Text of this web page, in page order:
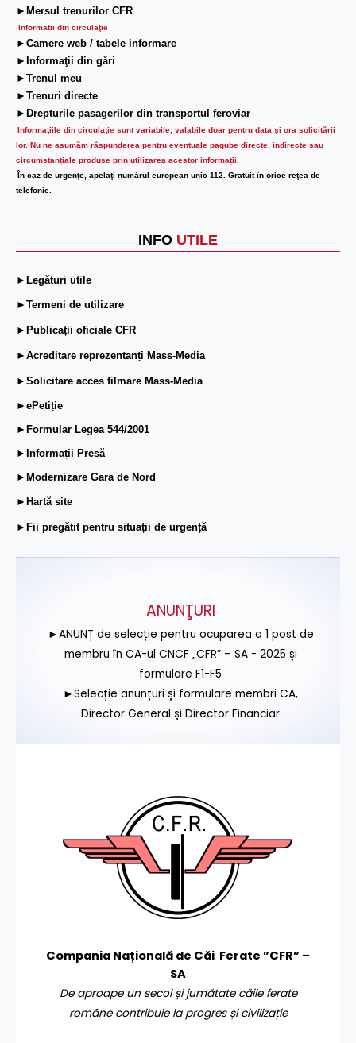
►Mersul trenurilor CFR
Informatii din circulaţie
►Camere web / tabele informare
►Informaţii din gări
►Trenul meu
►Trenuri directe
►Drepturile pasagerilor din transportul feroviar
Informaţiile din circulaţie sunt variabile, valabile doar pentru data şi ora solicitării
lor. Nu ne asumăm răspunderea pentru eventuale pagube directe, indirecte sau
circumstanțiale produse prin utilizarea acestor informații.
În caz de urgenţe, apelaţi numărul european unic 112. Gratuit în orice reţea de
telefonie.
INFO UTILE
►Legături utile
►Termeni de utilizare
►Publicații oficiale CFR
►Acreditare reprezentanți Mass-Media
►Solicitare acces filmare Mass-Media
►ePetiție
►Formular Legea 544/2001
►Informații Presă
►Modernizare Gara de Nord
►Hartă site
►Fii pregătit pentru situații de urgență
ANUNŢURI
►ANUNȚ de selecție pentru ocuparea a 1 post de
membru în CA-ul CNCF „CFR” – SA - 2025 și
formulare F1-F5
►Selecție anunțuri și formulare membri CA,
Director General și Director Financiar
Compania Națională de Căi Ferate ”CFR” –
SA
De aproape un secol și jumătate căile ferate
române contribuie la progres și civilizație